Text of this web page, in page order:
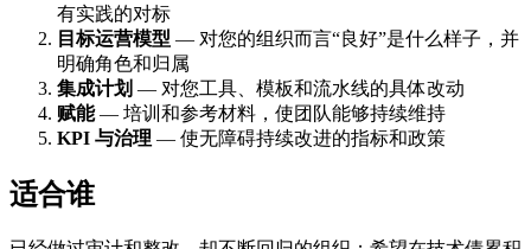
有实践的对标
目标运营模型 — 对您的组织而言“良好”是什么样子，并
明确角色和归属
集成计划 — 对您工具、模板和流水线的具体改动
赋能— 培训和参考材料，使团队能够持续维持
KPI 与治理 — 使无障碍持续改进的指标和政策
适合谁